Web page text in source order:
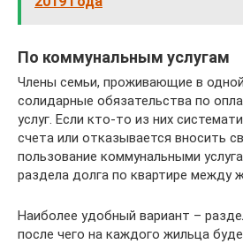
По коммунальным услугам
Члены семьи, проживающие в одной
солидарные обязательства по
услуг. Если кто-то из них
счета или отказывается вносить
пользование коммунальными
раздела долга по квартире между
Наиболее удобный вариант –
после чего на каждого жильца